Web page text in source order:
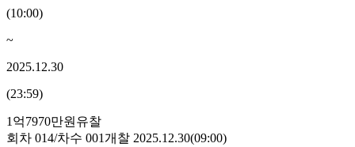
(10:00)
~
2025.12.30
(23:59)
1억7970만원 유찰
회차 014/차수 001개찰 2025.12.30(09:00)